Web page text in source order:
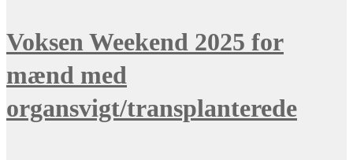
Voksen Weekend 2025 for
mænd med
organsvigt/transplanterede